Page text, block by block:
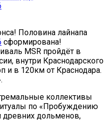
Половина лайнапа
сформирована!
MSR пройдёт в
внутри Краснодарского
и в 120км от Краснодара.
коллективы
по «Пробуждению
древних дольменов,